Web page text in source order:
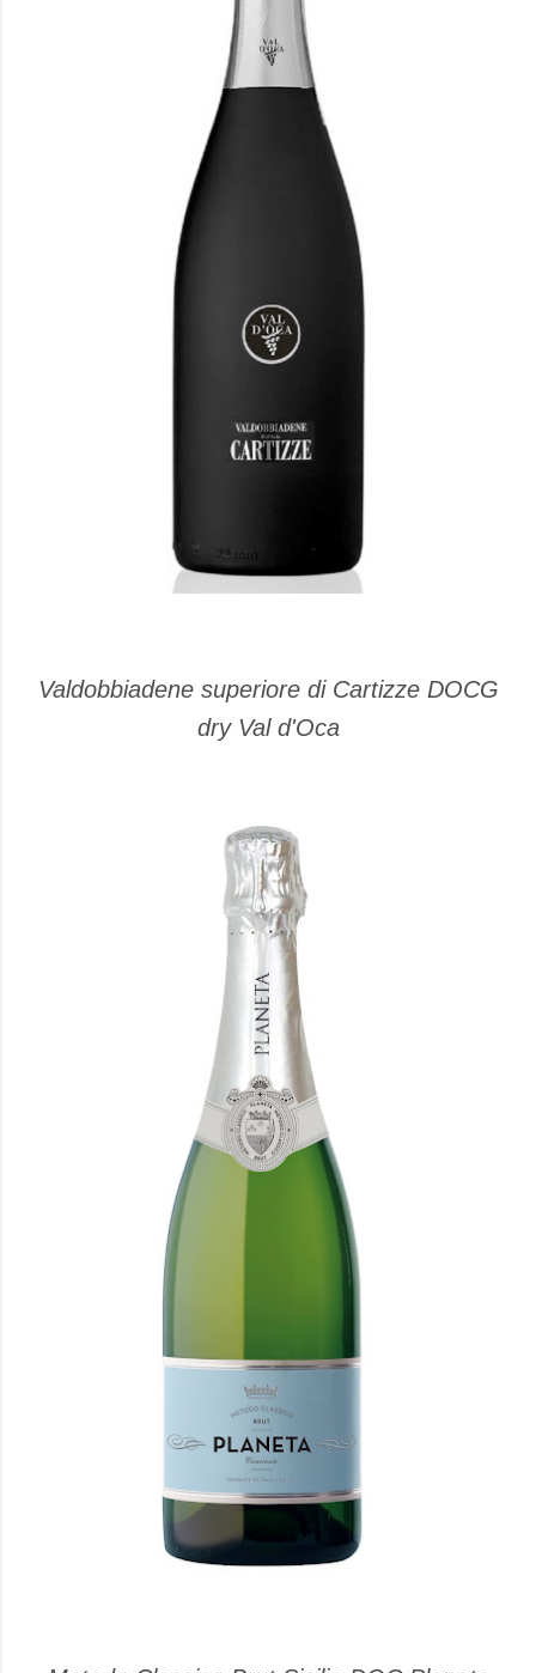
Valdobbiadene superiore di Cartizze DOCG
dry Val d'Oca